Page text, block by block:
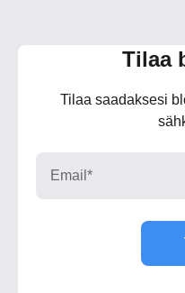
Tilaa
Tilaa saadaksesi